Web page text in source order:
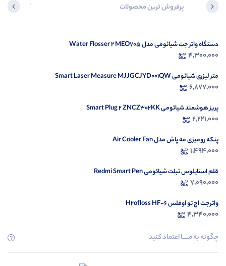
پرفروش ترین محصولات آخرین
دستگاه واتر جت شیائومی مدل Water Flosser 2 MEO705
4,300,000
متر لیزری شیائومی Smart Laser Measure MJJGCJYD001QW
6,877,000
پریز هوشمند شیائومی Smart Plug 2 ZNCZ302KK
2,221,000
پنکه رومیزی مه پاش مدل Air Cooler Fan
1,494,000
قلم استایلوس تبلت شیائومی Redmi Smart Pen
7,090,000
واترجت اچ تو اوفلس H2ofloss HF-6
4,340,000
چگونه به مــــــا اعتماد کنید